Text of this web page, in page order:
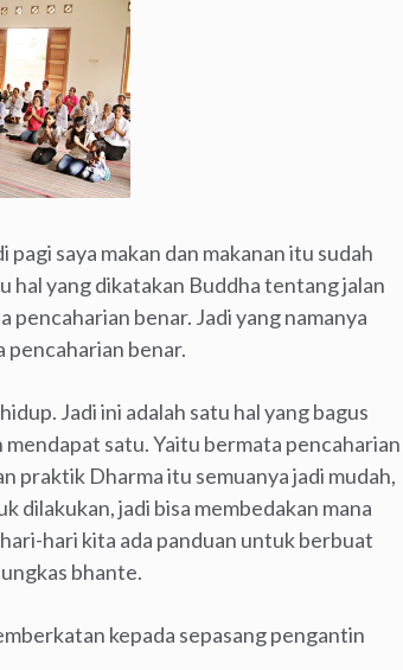
saya makan dan makanan itu sudah
hal yang dikatakan Buddha tentang jalan
benar. Jadi yang namanya
pencaharian benar.
Jadi ini adalah satu hal yang bagus
satu. Yaitu bermata pencaharian
praktik Dharma itu semuanya jadi mudah,
dilakukan, jadi bisa membedakan mana
hari kita ada panduan untuk berbuat
bhante.
kepada sepasang pengantin